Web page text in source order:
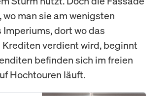
man sie am wenigsten
dort wo das
verdient wird, beginnt
befinden sich im freien
Hochtouren läuft.